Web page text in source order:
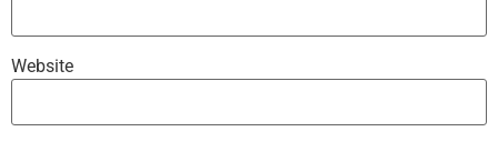
Website